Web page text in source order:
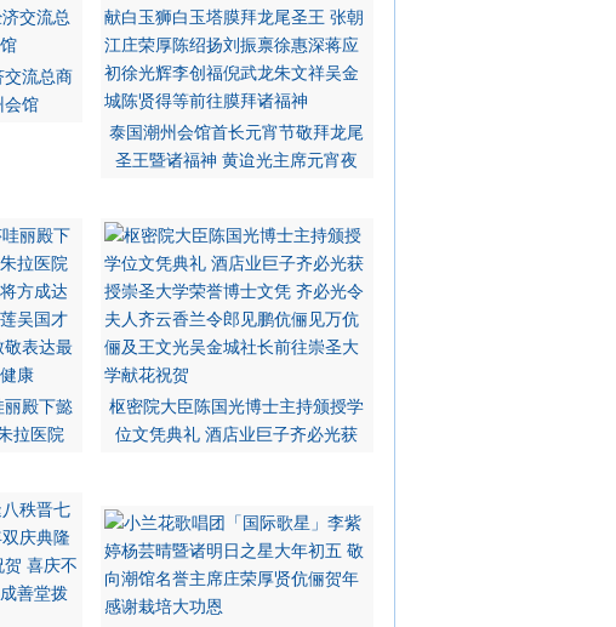
交流总商
会馆
泰国潮州会馆首长元宵节敬拜龙尾
圣王暨诸福神 黄迨光主席元宵夜
丽殿下懿
拉医院
枢密院大臣陈国光博士主持颁授学
位文凭典礼 酒店业巨子齐必光获